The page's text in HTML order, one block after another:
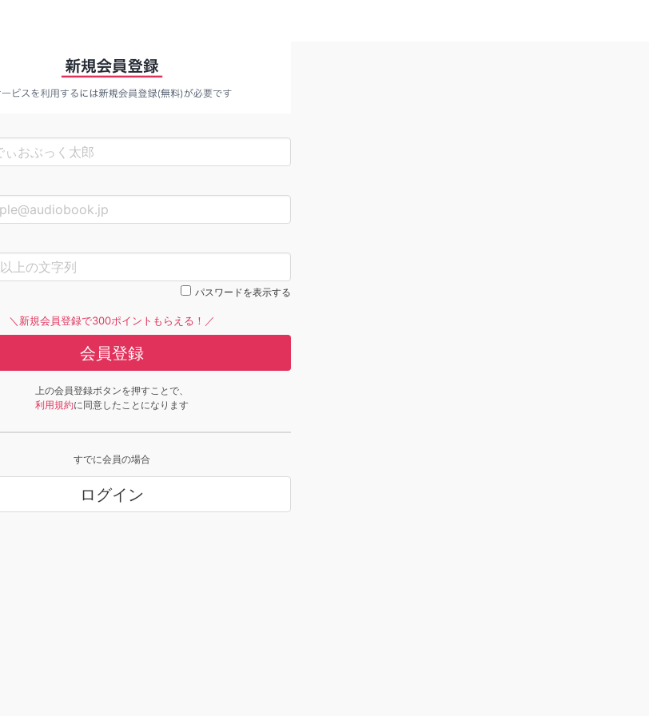
パスワードを表示する
＼新規会員登録で300ポイントもらえる！／
会員登録
上の会員登録ボタンを押すことで、
利用規約に同意したことになります
すでに会員の場合
ログイン